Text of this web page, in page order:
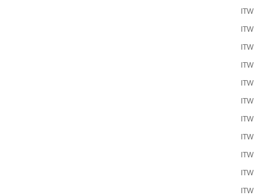
ITW
ITW
ITW
ITW
ITW
ITW
ITW
ITW
ITW
ITW
ITW